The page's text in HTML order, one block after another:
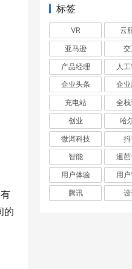
的
标签
VR 云
亚马逊
交
产品经理
人
企业头条
企
充电站
全
创业
哈
微洱科技
智能
暹
用户体验
用
腾讯